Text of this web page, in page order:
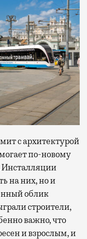
с архитектурой
по-новому
Инсталляции
на них, но и
облик
строители,
важно, что
и взрослым, и